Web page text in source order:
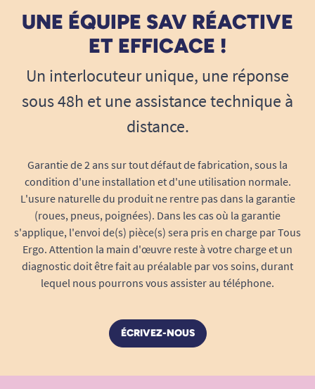
30/10/2021
A. Anonymous
doit fonctionner sans problème
A. Anonymous
3 91
UNE ÉQUIPE SAV RÉACTIVE
ET EFFICACE !
Un interlocuteur unique, une réponse
sous 48h et une assistance technique à
distance.
Garantie de 2 ans sur tout défaut de fabrication, sous la
condition d'une installation et d'une utilisation normale.
L'usure naturelle du produit ne rentre pas dans la garantie
(roues, pneus, poignées). Dans les cas où la garantie
s'applique, l'envoi de(s) pièce(s) sera pris en charge par Tous
Ergo. Attention la main d'œuvre reste à votre charge et un
diagnostic doit être fait au préalable par vos soins, durant
lequel nous pourrons vous assister au téléphone.
ÉCRIVEZ-NOUS